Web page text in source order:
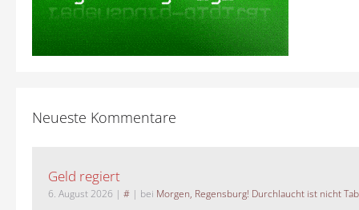
Neueste Kommentare
Geld regiert
6. August 2026 | # | bei Morgen, Regensburg! Durchlaucht ist nicht